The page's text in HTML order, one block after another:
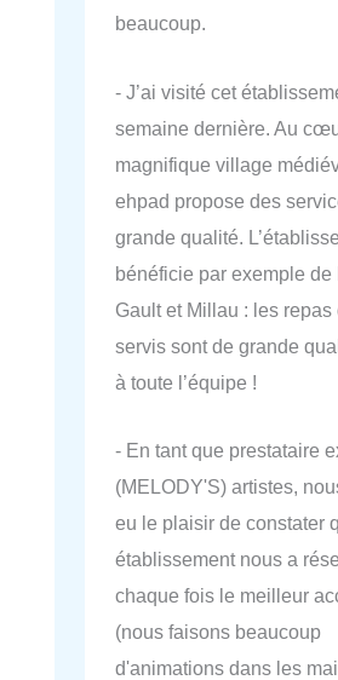
beaucoup.
- J’ai visité cet
semaine dernière. Au
magnifique village
ehpad propose des
grande qualité.
bénéficie par exemple de
Gault et Millau : les repas
servis sont de grande
à toute l’équipe !
- En tant que prestataire
(MELODY'S) artistes,
eu le plaisir de constater
établissement nous a
chaque fois le meilleur
(nous faisons beaucoup
d'animations dans les